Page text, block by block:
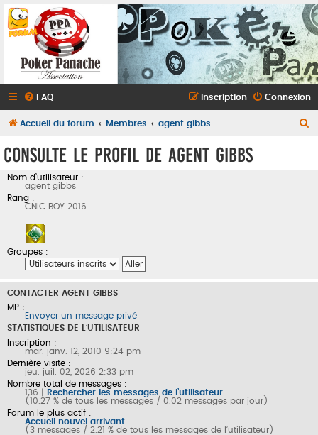
FAQ Connexion
Inscription
Accueil du forum Membres agent gibbs
Consulte le profil de agent gibbs
Nom d’utilisateur :
agent gibbs
Rang :
CNIC BOY 2016
Groupes :
CONTACTER AGENT GIBBS
MP :
Envoyer un message privé
STATISTIQUES DE L’UTILISATEUR
Inscription :
mar. janv. 12, 2010 9:24 pm
Dernière visite :
jeu. juil. 02, 2026 2:33 pm
Nombre total de messages :
136 |
Rechercher les messages de l’utilisateur
(10.27 % de tous les messages / 0.02 messages par jour)
Forum le plus actif :
Accueil nouvel arrivant
(3 messages / 2.21 % de tous les messages de l’utilisateur)